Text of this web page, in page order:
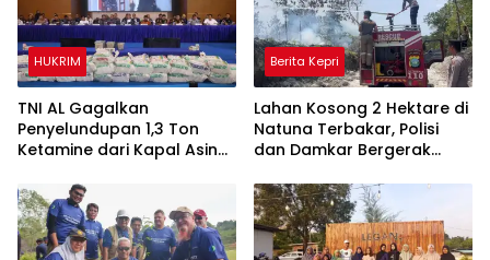
HUKRIM
TNI AL Gagalkan
Penyelundupan 1,3 Ton
Ketamine dari Kapal Asing
Berita Kepri
Lahan Kosong 2 Hektare di
Natuna Terbakar, Polisi
dan Damkar Bergerak